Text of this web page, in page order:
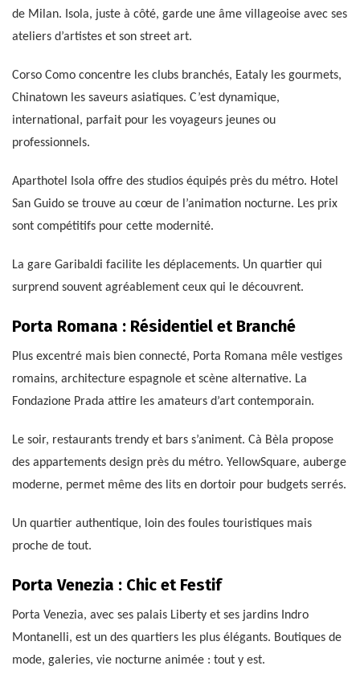
de Milan. Isola, juste à côté, garde une âme villageoise avec ses
ateliers d’artistes et son street art.
Corso Como concentre les clubs branchés, Eataly les gourmets,
Chinatown les saveurs asiatiques. C’est dynamique,
international, parfait pour les voyageurs jeunes ou
professionnels.
Aparthotel Isola offre des studios équipés près du métro. Hotel
San Guido se trouve au cœur de l’animation nocturne. Les prix
sont compétitifs pour cette modernité.
La gare Garibaldi facilite les déplacements. Un quartier qui
surprend souvent agréablement ceux qui le découvrent.
Porta Romana : Résidentiel et Branché
Plus excentré mais bien connecté, Porta Romana mêle vestiges
romains, architecture espagnole et scène alternative. La
Fondazione Prada attire les amateurs d’art contemporain.
Le soir, restaurants trendy et bars s’animent. Cà Bèla propose
des appartements design près du métro. YellowSquare, auberge
moderne, permet même des lits en dortoir pour budgets serrés.
Un quartier authentique, loin des foules touristiques mais
proche de tout.
Porta Venezia : Chic et Festif
Porta Venezia, avec ses palais Liberty et ses jardins Indro
Montanelli, est un des quartiers les plus élégants. Boutiques de
mode, galeries, vie nocturne animée : tout y est.